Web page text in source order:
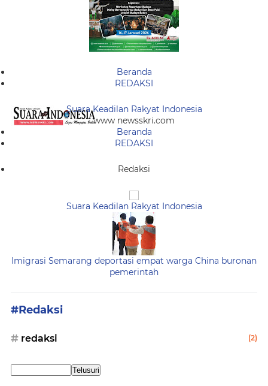
Beranda
REDAKSI
Suara Keadilan Rakyat Indonesia
www newsskri.com
Beranda
REDAKSI
Redaksi
Suara Keadilan Rakyat Indonesia
Imigrasi Semarang deportasi empat warga China buronan
pemerintah
#Redaksi
redaksi (2)